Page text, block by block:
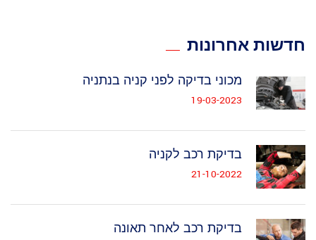
חדשות אחרונות
מכוני בדיקה לפני קניה בנתניה
19-03-2023
בדיקת רכב לקניה
21-10-2022
בדיקת רכב לאחר תאונה